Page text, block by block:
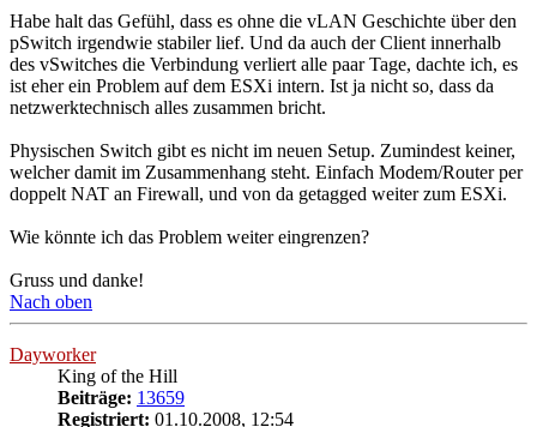
Habe halt das Gefühl, dass es ohne die vLAN Geschichte über den
pSwitch irgendwie stabiler lief. Und da auch der Client innerhalb
des vSwitches die Verbindung verliert alle paar Tage, dachte ich, es
ist eher ein Problem auf dem ESXi intern. Ist ja nicht so, dass da
netzwerktechnisch alles zusammen bricht.
Physischen Switch gibt es nicht im neuen Setup. Zumindest keiner,
welcher damit im Zusammenhang steht. Einfach Modem/Router per
doppelt NAT an Firewall, und von da getagged weiter zum ESXi.
Wie könnte ich das Problem weiter eingrenzen?
Gruss und danke!
Nach oben
Dayworker
King of the Hill
Beiträge: 13659
Registriert: 01.10.2008, 12:54